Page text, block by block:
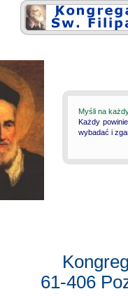
Myśli na
Każdy
wybadać i
61-406